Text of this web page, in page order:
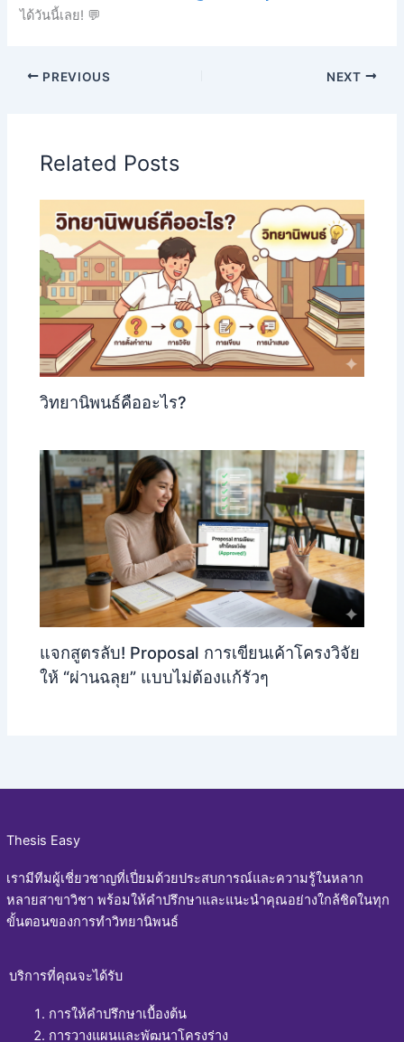
ได้วันนี้เลย! 💬
PREVIOUS NEXT
Related Posts
วิทยานิพนธ์คืออะไร?
แจกสูตรลับ! Proposal การเขียนเค้าโครงวิจัย
ให้ “ผ่านฉลุย” แบบไม่ต้องแก้รัวๆ
Thesis Easy
เรามีทีมผู้เชี่ยวชาญที่เปี่ยมด้วยประสบการณ์และความรู้ในหลาก
หลายสาขาวิชา พร้อมให้คำปรึกษาและแนะนำคุณอย่างใกล้ชิดในทุก
ขั้นตอนของการทำวิทยานิพนธ์
บริการที่คุณจะได้รับ
การให้คำปรึกษาเบื้องต้น
การวางแผนและพัฒนาโครงร่าง